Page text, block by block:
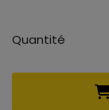
Quantité